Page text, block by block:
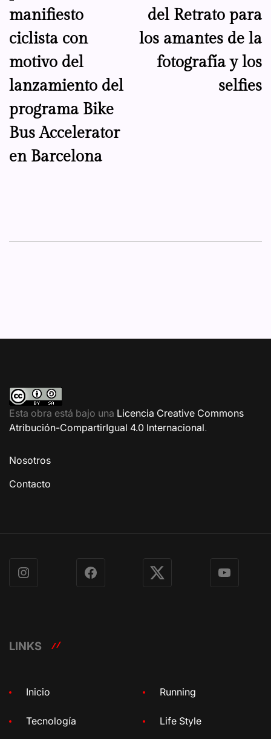
manifiesto
ciclista con
motivo del
lanzamiento del
programa Bike
Bus Accelerator
en Barcelona
del Retrato para
los amantes de la
fotografía y los
selfies
Esta obra está bajo una Licencia Creative Commons
Atribución-CompartirIgual 4.0 Internacional.
Nosotros
Contacto
Instagram Facebook X YouTube
LINKS
Inicio Running
Tecnología Life Style